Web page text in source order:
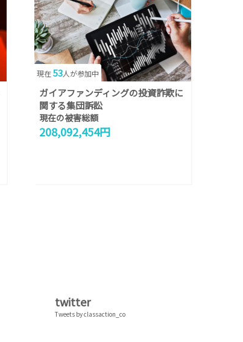
現在53人が参加中
ガイアファンディングの投資詐欺に
関する集団訴訟
現在の被害総額
208,092,454円
twitter
Tweets by classaction_co